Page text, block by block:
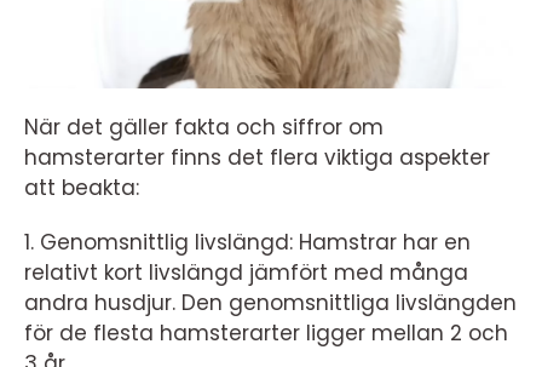
När det gäller fakta och siffror om
hamsterarter finns det flera viktiga aspekter
att beakta:
1. Genomsnittlig livslängd: Hamstrar har en
relativt kort livslängd jämfört med många
andra husdjur. Den genomsnittliga livslängden
för de flesta hamsterarter ligger mellan 2 och